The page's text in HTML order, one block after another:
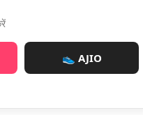
👟 AJIO